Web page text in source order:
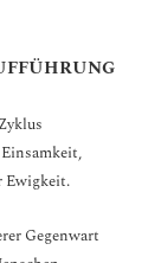
Ewigkeit.
Gegenwart